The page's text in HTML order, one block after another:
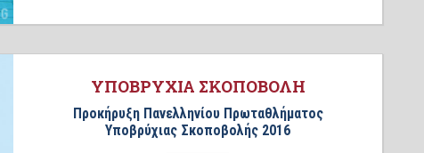
ΥΠΟΒΡΥΧΙΑ ΣΚΟΠΟΒΟΛΗ
Προκήρυξη Πανελληνίου Πρωταθλήματος
Υποβρύχιας Σκοποβολής 2016